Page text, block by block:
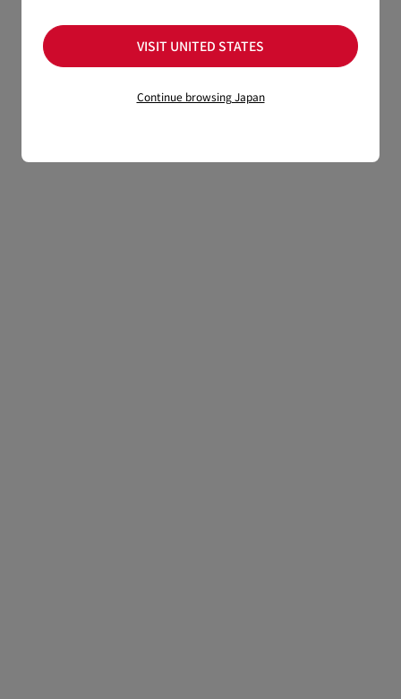
VISIT UNITED STATES
Continue browsing Japan